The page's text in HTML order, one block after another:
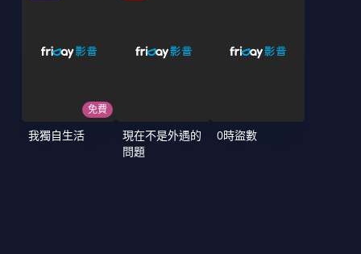
免費
我獨自生活
現在不是外遇的
問題
0時盜數